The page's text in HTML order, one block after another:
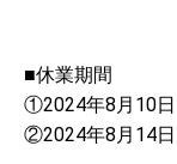
■休業期間
①2024年8月10日
②2024年8月14日